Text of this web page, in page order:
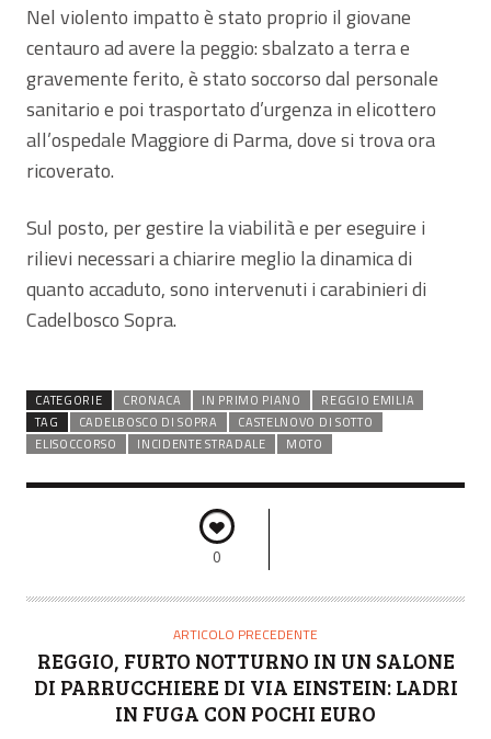
Nel violento impatto è stato proprio il giovane
centauro ad avere la peggio: sbalzato a terra e
gravemente ferito, è stato soccorso dal personale
sanitario e poi trasportato d’urgenza in elicottero
all’ospedale Maggiore di Parma, dove si trova ora
ricoverato.
Sul posto, per gestire la viabilità e per eseguire i
rilievi necessari a chiarire meglio la dinamica di
quanto accaduto, sono intervenuti i carabinieri di
Cadelbosco Sopra.
CATEGORIE CRONACA IN PRIMO PIANO
REGGIO EMILIA
TAG
CADELBOSCO DI SOPRA
CASTELNOVO DI SOTTO
ELISOCCORSO
INCIDENTE STRADALE MOTO
0
ARTICOLO PRECEDENTE
REGGIO, FURTO NOTTURNO IN UN SALONE
DI PARRUCCHIERE DI VIA EINSTEIN: LADRI
IN FUGA CON POCHI EURO